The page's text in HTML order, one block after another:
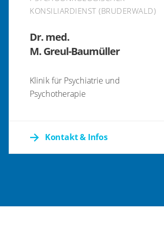
KONSILIARDIENST (BRUDERWALD)
Dr. med.
M. Greul-Baumüller
Klinik für Psychiatrie und
Psychotherapie
Kontakt & Infos